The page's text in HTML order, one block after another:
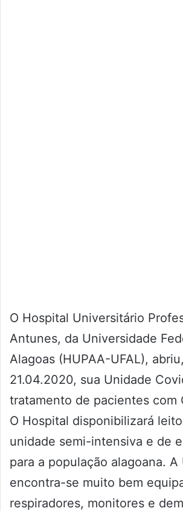
O Hospital Universitário
Antunes, da Universidade
Alagoas (HUPAA-UFAL),
21.04.2020, sua Unidade
tratamento de pacientes com
O Hospital disponibilizará
unidade semi-intensiva e de
para a população alagoana. A
encontra-se muito bem
respiradores, monitores e